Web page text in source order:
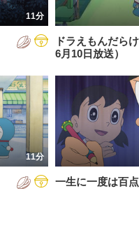
11分
ドラえもんだら
6月10日放送）
11分
一生に一度は百